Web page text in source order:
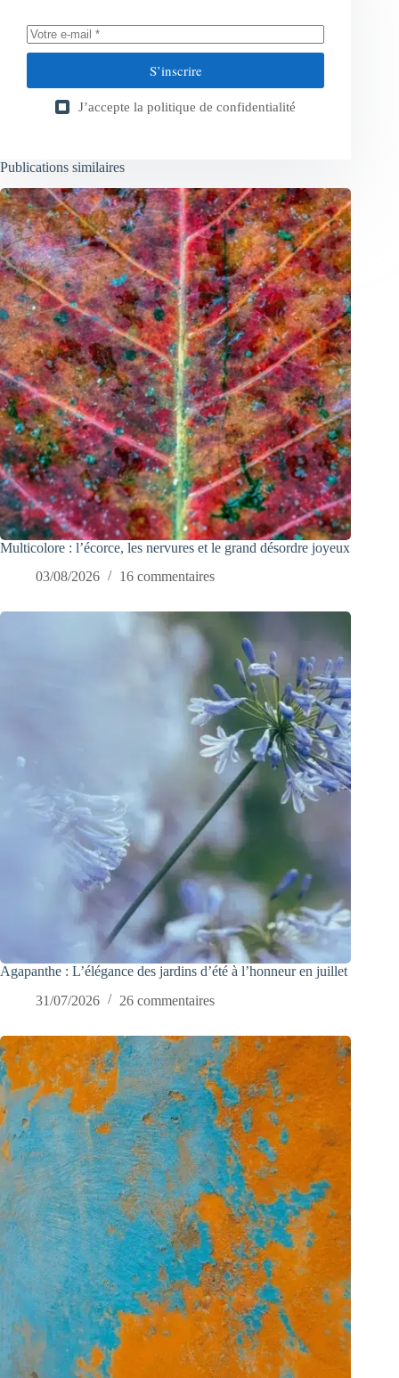
S’inscrire
J’accepte la politique de confidentialité
Publications similaires
Multicolore : l’écorce, les nervures et le grand désordre joyeux
03/08/2026
16 commentaires
Agapanthe : L’élégance des jardins d’été à l’honneur en juillet
31/07/2026
26 commentaires